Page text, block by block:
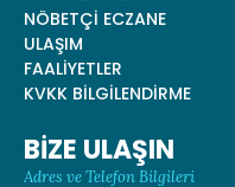
NÖBETÇİ ECZANE
ULAŞIM
FAALİYETLER
KVKK BİLGİLENDİRME
BİZE ULAŞIN
Adres ve Telefon Bilgileri